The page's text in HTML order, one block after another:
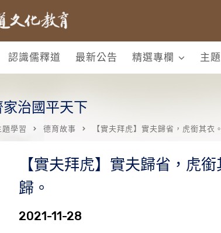
認識儒釋道 最新公告 精選專欄 主
治國平天下
題學習 德育故事 【實夫拜虎】實夫歸省，虎銜其衣
【實夫拜虎】實夫歸省，虎
歸。
2021-11-28